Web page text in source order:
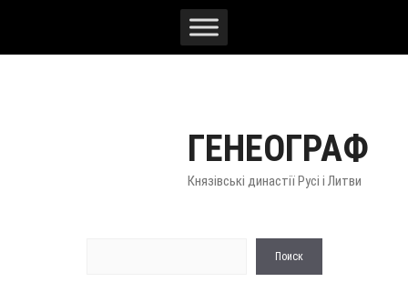
ГЕНЕОГРАФ
Князівські династії Русі і Литви
Поиск